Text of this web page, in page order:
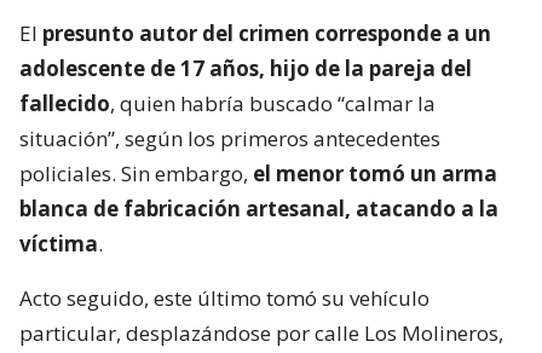
El presunto autor del crimen corresponde a un
adolescente de 17 años, hijo de la pareja del
fallecido, quien habría buscado “calmar la
situación”, según los primeros antecedentes
policiales. Sin embargo, el menor tomó un arma
blanca de fabricación artesanal, atacando a la
víctima.
Acto seguido, este último tomó su vehículo
particular, desplazándose por calle Los Molineros,